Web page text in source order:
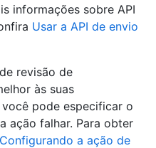
informações sobre API
Usar a API de envio
revisão de
às suas
pode especificar o
ação falhar. Para obter
Configurando a ação de